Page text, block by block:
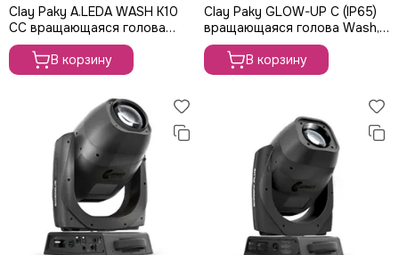
Clay Paky A.LEDA WASH K10
CC вращающаяся голова
Wash, 285Вт
В корзину
Clay Paky GLOW-UP C (IP65)
вращающаяся голова Wash,
40Вт
В корзину